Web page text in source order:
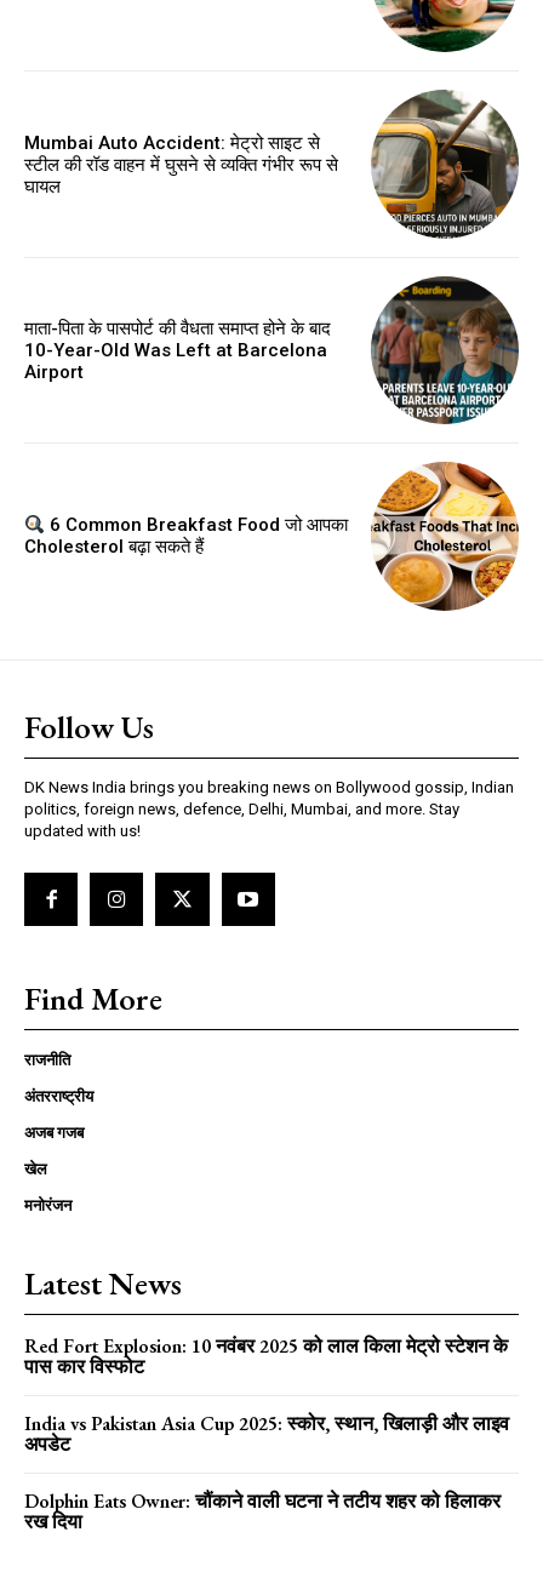
Mumbai Auto Accident: मेट्रो साइट से
स्टील की रॉड वाहन में घुसने से व्यक्ति गंभीर रूप से
घायल
माता-पिता के पासपोर्ट की वैधता समाप्त होने के बाद
10-Year-Old Was Left at Barcelona
Airport
6 Common Breakfast Food जो आपका
Cholesterol बढ़ा सकते हैं
Follow Us
DK News India brings you breaking news on Bollywood gossip, Indian
politics, foreign news, defence, Delhi, Mumbai, and more. Stay
updated with us!
Find More
राजनीति
अंतरराष्ट्रीय
अजब गजब
खेल
मनोरंजन
Latest News
Red Fort Explosion: 10 नवंबर 2025 को लाल किला मेट्रो स्टेशन के
पास कार विस्फोट
India vs Pakistan Asia Cup 2025: स्कोर, स्थान, खिलाड़ी और लाइव
अपडेट
Dolphin Eats Owner: चौंकाने वाली घटना ने तटीय शहर को हिलाकर
रख दिया